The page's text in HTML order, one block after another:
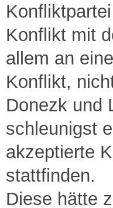
Konflikt mit
allem an
Konflikt,
Donezk und
schleunigst
akzeptierte
stattfinden.
Diese hätte